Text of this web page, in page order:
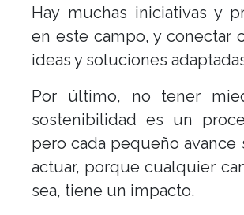
Hay muchas iniciativas y
en este campo, y conectar
ideas y soluciones
Por último, no tener
sostenibilidad es un
pero cada pequeño
actuar, porque cualquier
sea, tiene un impacto.